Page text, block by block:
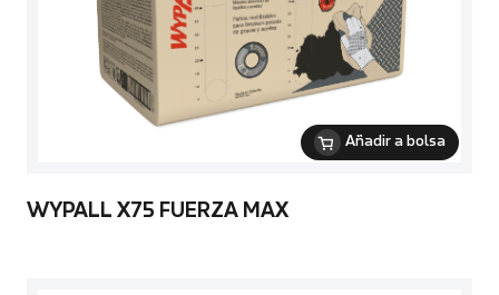
Añadir a bolsa
WYPALL X75 FUERZA MAX